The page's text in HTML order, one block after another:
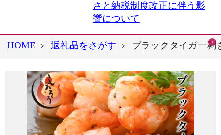
さと納税制度改正に伴う影
響について
HOME 返礼品をさがす ブラックタイガー剥